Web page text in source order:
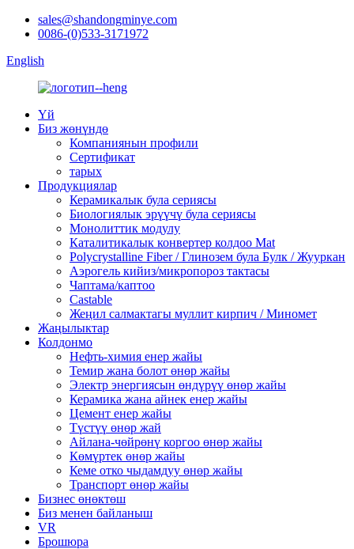
sales@shandongminye.com
0086-(0)533-3171972
English
Үй
Биз жөнүндө
Компаниянын профили
Сертификат
тарых
Продукциялар
Керамикалык була сериясы
Биологиялык эрүүчү була сериясы
Монолиттик модулу
Каталитикалык конвертер колдоо Mat
Polycrystalline Fiber / Глинозем була Булк / Жууркан
Аэрогель кийиз/микропороз тактасы
Чаптама/каптоо
Castable
Жеңил салмактагы муллит кирпич / Миномет
Жаңылыктар
Колдонмо
Нефть-химия енер жайы
Темир жана болот өнөр жайы
Электр энергиясын өндүрүү өнөр жайы
Керамика жана айнек енер жайы
Цемент енер жайы
Түстүү өнөр жай
Айлана-чөйрөнү коргоо өнөр жайы
Көмүртек өнөр жайы
Кеме отко чыдамдуу өнөр жайы
Транспорт өнөр жайы
Бизнес өнөктөш
Биз менен байланыш
VR
Брошюра